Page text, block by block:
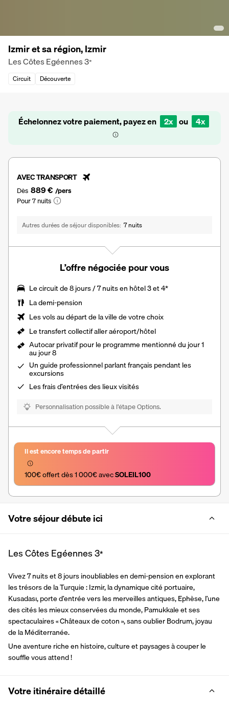
Izmir et sa région, Izmir
Les Côtes Egéennes3*
Circuit Découverte
Échelonnez votre paiement, payez en 2x ou 4x
AVEC TRANSPORT
Dès 889 € /pers
Pour 7 nuits
Autres durées de séjour disponibles 7 nuits
L’offre négociée pour vous
Lecircuit de 8 jours / 7 nuitsen hôtel 3 et 4*
Lademi-pension
Les vols au départ de la ville de votre choix
Le transfert collectif aller aéroport/hôtel
Autocar privatif pour le programme mentionné du jour 1
au jour 8
Un guide professionnel parlant français pendant les
excursions
Les frais d’entrées des lieux visités
Personnalisation possible à l’étape Options.
Il est encore temps de partir
100€ offert dès 1 000€ avec SOLEIL100
Votre séjour débute ici
Les Côtes Egéennes3*
Vivez 7 nuits et 8 jours inoubliables en demi-pension en explorant
les trésors de la Turquie : Izmir, la dynamique cité portuaire,
Kusadası, porte d’entrée vers les merveilles antiques, Ephèse, l’une
des cités les mieux conservées du monde, Pamukkale et ses
spectaculaires « Châteaux de coton », sans oublier Bodrum, joyau
de la Méditerranée.
Une aventure riche en histoire, culture et paysages à couper le
souffle vous attend !
Votre itinéraire détaillé